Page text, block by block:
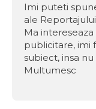
Imi puteti
ale
Ma
publicitare, imi
subiect, insa
Multumesc